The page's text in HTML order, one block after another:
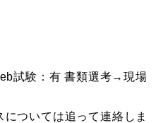
試験：有 書類選考→現場
ついては追って連絡しま